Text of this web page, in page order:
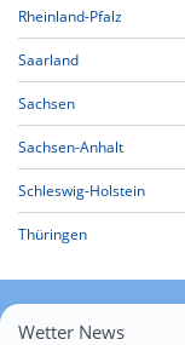
Rheinland-Pfalz
Saarland
Sachsen
Sachsen-Anhalt
Schleswig-Holstein
Thüringen
Wetter News